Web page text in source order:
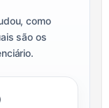
como
são os